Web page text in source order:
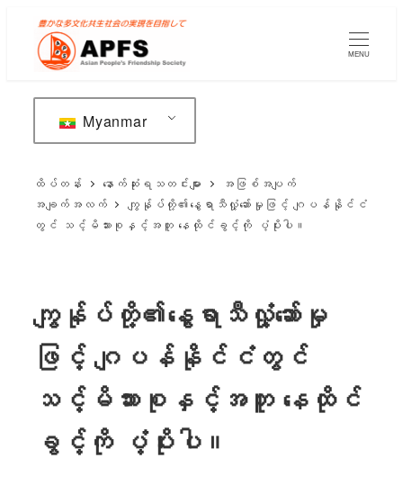
အဓိက
အကြောင်းအရာ
ကျော်သွား
MENU
Myanmar
ထိပ်တန်း နောက်ဆုံးရသတင်းများ
အဖြစ်အပျက်
အချက်အလက်
ကျွန်ုပ်တို့၏နွေရာသီလှုံ့ဆော်မှုဖြင့် ဂျပန်နိုင်ငံ
တွင် သင့်မိသားစုနှင့်အတူ နေထိုင်ခွင့်ကို ပံ့ပိုးပါ။
ကျွန်ုပ်တို့၏နွေရာသီလှုံ့ဆော်မှု
ဖြင့် ဂျပန်နိုင်ငံတွင်
သင့်မိသားစုနှင့်အတူ နေထိုင်
ခွင့်ကို ပံ့ပိုးပါ။